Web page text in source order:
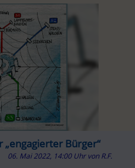
Bürger“
06. Mai 2022, 14:00 Uhr vonR.F.